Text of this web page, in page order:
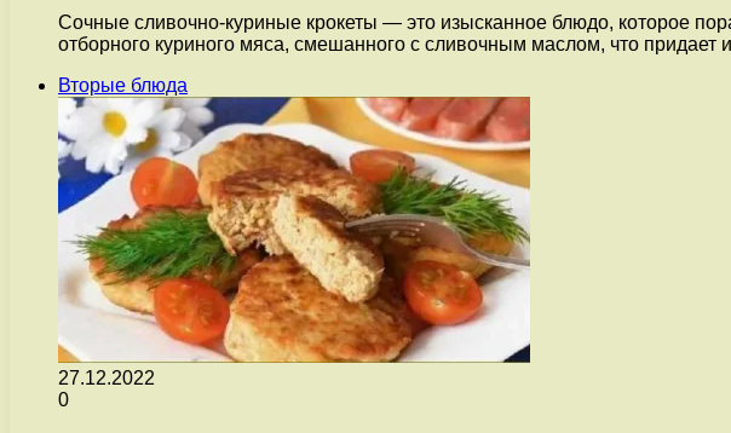
Сочные сливочно-куриные крокеты — это изысканное блюдо, которое
отборного куриного мяса, смешанного с сливочным маслом, что придает
Вторые блюда
27.12.2022
0